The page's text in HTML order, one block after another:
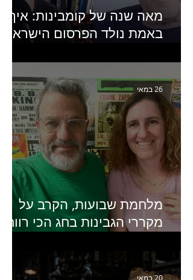
מאה שנה של קומבינות: איך
באמת נולד הפרסום
מחבר הספר "מסע פרסום:
פרקים בחיי הפרסום
מלחמת שבועות, הקרב על
מקררי הגבינות בחג הכי רווחי
סמנכ״לית השיווק והמכירות
של מחלבות גד
26 במאי
20 במאי